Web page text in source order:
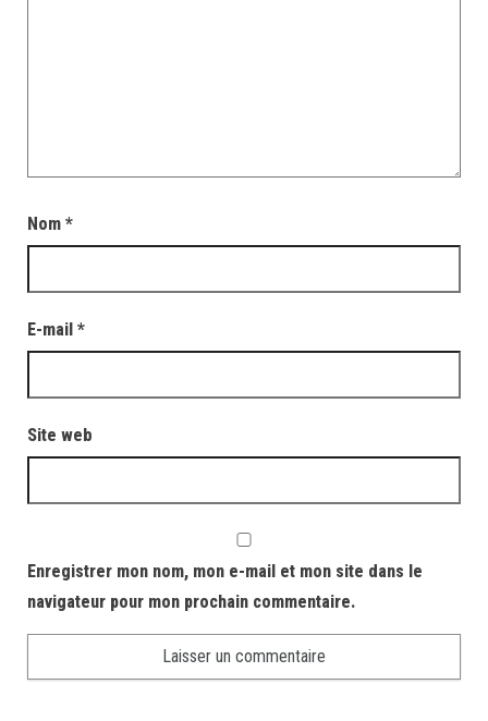
Nom *
E-mail *
Site web
Enregistrer mon nom, mon e-mail et mon site dans le
navigateur pour mon prochain commentaire.